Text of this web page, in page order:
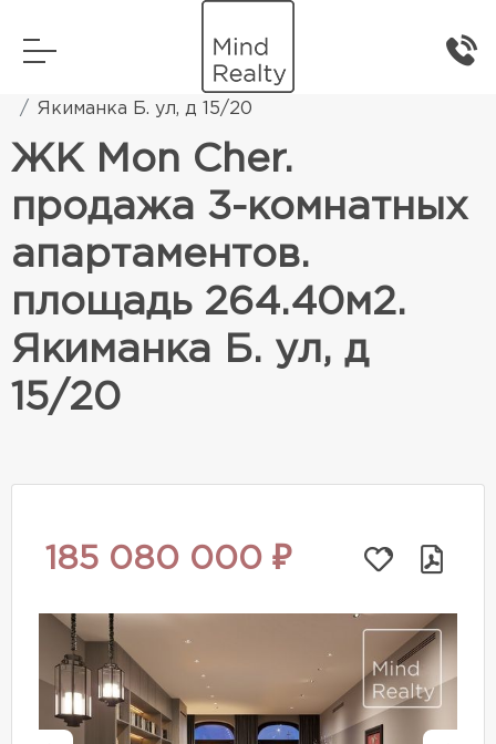
Элитная жилая недвижимость
Якиманка Б. ул, д 15/20
ЖК Mon Cher.
продажа 3-комнатных
апартаментов.
площадь 264.40м2.
Якиманка Б. ул, д
15/20
185 080 000 ₽